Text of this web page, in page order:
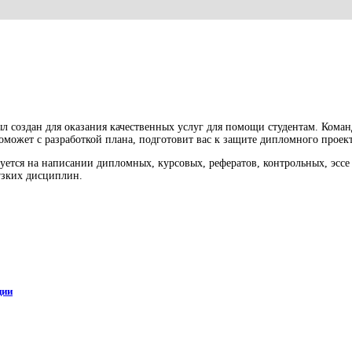
создан для оказания качественных услуг для помощи студентам.
с разработкой плана, подготовит вас к защите дипломного
на написании дипломных, курсовых, рефератов, контрольных,
дисциплин.